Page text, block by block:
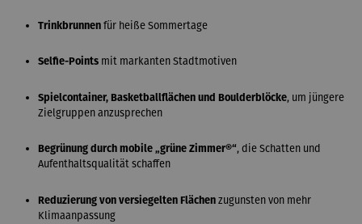
Trinkbrunnenfür heiße Sommertage
Selfie-Pointsmit markanten Stadtmotiven
Spielcontainer, Basketballflächen und Boulderblöcke, um jüngere
Zielgruppen anzusprechen
Begrünung durch mobile „grüne Zimmer®“, die Schatten und
Aufenthaltsqualität schaffen
Reduzierung von versiegelten Flächenzugunsten von mehr
Klimaanpassung